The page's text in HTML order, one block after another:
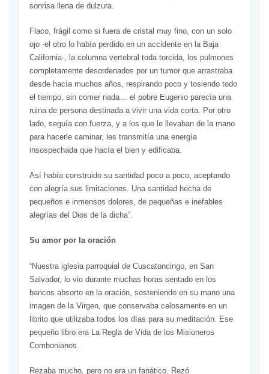
sonrisa llena de dulzura.
Flaco, frágil como si fuera de cristal muy fino, con un solo
ojo -el otro lo había perdido en un accidente en la Baja
California-, la columna vertebral toda torcida, los pulmones
completamente desordenados por un tumor que arrastraba
desde hacía muchos años, respirando poco y tosiendo todo
el tiempo, sin comer nada… el pobre Eugenio parecía una
ruina de persona destinada a vivir una vida corta. Por otro
lado, seguía con fuerza, y a los que le llevaban de la mano
para hacerle caminar, les transmitía una energía
insospechada que hacía el bien y edificaba.
Así había construido su santidad poco a poco, aceptando
con alegría sus limitaciones. Una santidad hecha de
pequeños e inmensos dolores, de pequeñas e inefables
alegrías del Dios de la dicha”.
Su amor por la oración
“Nuestra iglesia parroquial de Cuscatoncingo, en San
Salvador, lo vio durante muchas horas sentado en los
bancos absorto en la oración, sosteniendo en su mano una
imagen de la Virgen, que conservaba celosamente en un
librito que utilizaba todos los días para su meditación. Ese
pequeño libro era La Regla de Vida de los Misioneros
Combonianos.
Rezaba mucho, pero no era un fanático. Rezó